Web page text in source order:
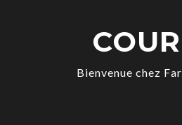
Bienvenue chez